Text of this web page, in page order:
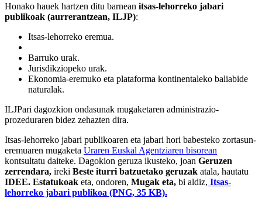
Honako hauek hartzen ditu barnean itsas-lehorreko jabari
publikoak (aurrerantzean, ILJP):
Itsas-lehorreko eremua.
Barruko urak.
Jurisdikziopeko urak.
Ekonomia-eremuko eta plataforma kontinentaleko baliabide
naturalak.
ILJPari dagozkion ondasunak mugaketaren administrazio-
prozeduraren bidez zehazten dira.
Itsas-lehorreko jabari publikoaren eta jabari hori babesteko zortasun-
eremuaren mugaketa Uraren Euskal Agentziaren bisorean
kontsultatu daiteke. Dagokion geruza ikusteko, joan Geruzen
zerrendara, ireki Beste iturri batzuetako geruzak atala, hautatu
IDEE. Estatukoak eta, ondoren, Mugak eta, bi aldiz, Itsas-
lehorreko jabari publikoa (PNG, 35 KB).